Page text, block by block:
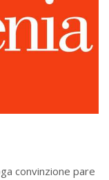
convinzione pare